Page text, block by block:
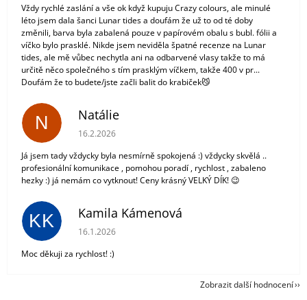
Vždy rychlé zaslání a vše ok když kupuju Crazy colours, ale minulé
léto jsem dala šanci Lunar tides a doufám že už to od té doby
změnili, barva byla zabalená pouze v papírovém obalu s bubl. fólii a
víčko bylo prasklé. Nikde jsem neviděla špatné recenze na Lunar
tides, ale mě vůbec nechytla ani na odbarvené vlasy takže to má
určitě něco společného s tím prasklým víčkem, takže 400 v pr...
Doufám že to budete/jste začli balit do krabiček😼
N Natálie
Hodnocení obchodu je 5 z 5 hvězdiček.
16.2.2026
Já jsem tady vždycky byla nesmírně spokojená :) vždycky skvělá ..
profesionální komunikace , pomohou poradí , rychlost , zabaleno
hezky :) já nemám co vytknout! Ceny krásný VELKÝ DÍK! 😉
KK Kamila Kámenová
Hodnocení obchodu je 5 z 5 hvězdiček.
16.1.2026
Moc děkuji za rychlost! :)
Zobrazit další hodnocení